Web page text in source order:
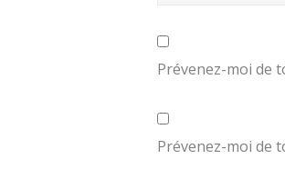
Prévenez-moi de
Prévenez-moi de